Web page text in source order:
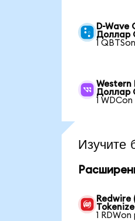
D-Wave
1
Western
1
Изучите
Redwire
1